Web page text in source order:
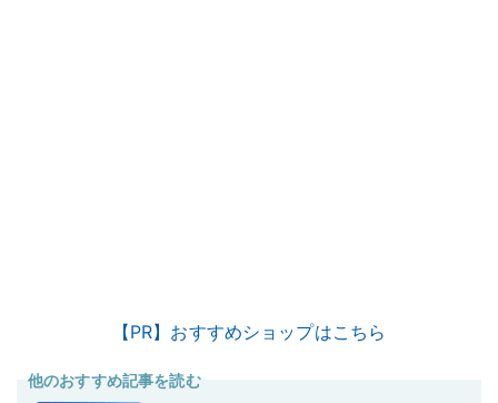
【PR】おすすめショップはこちら
他のおすすめ記事を読む